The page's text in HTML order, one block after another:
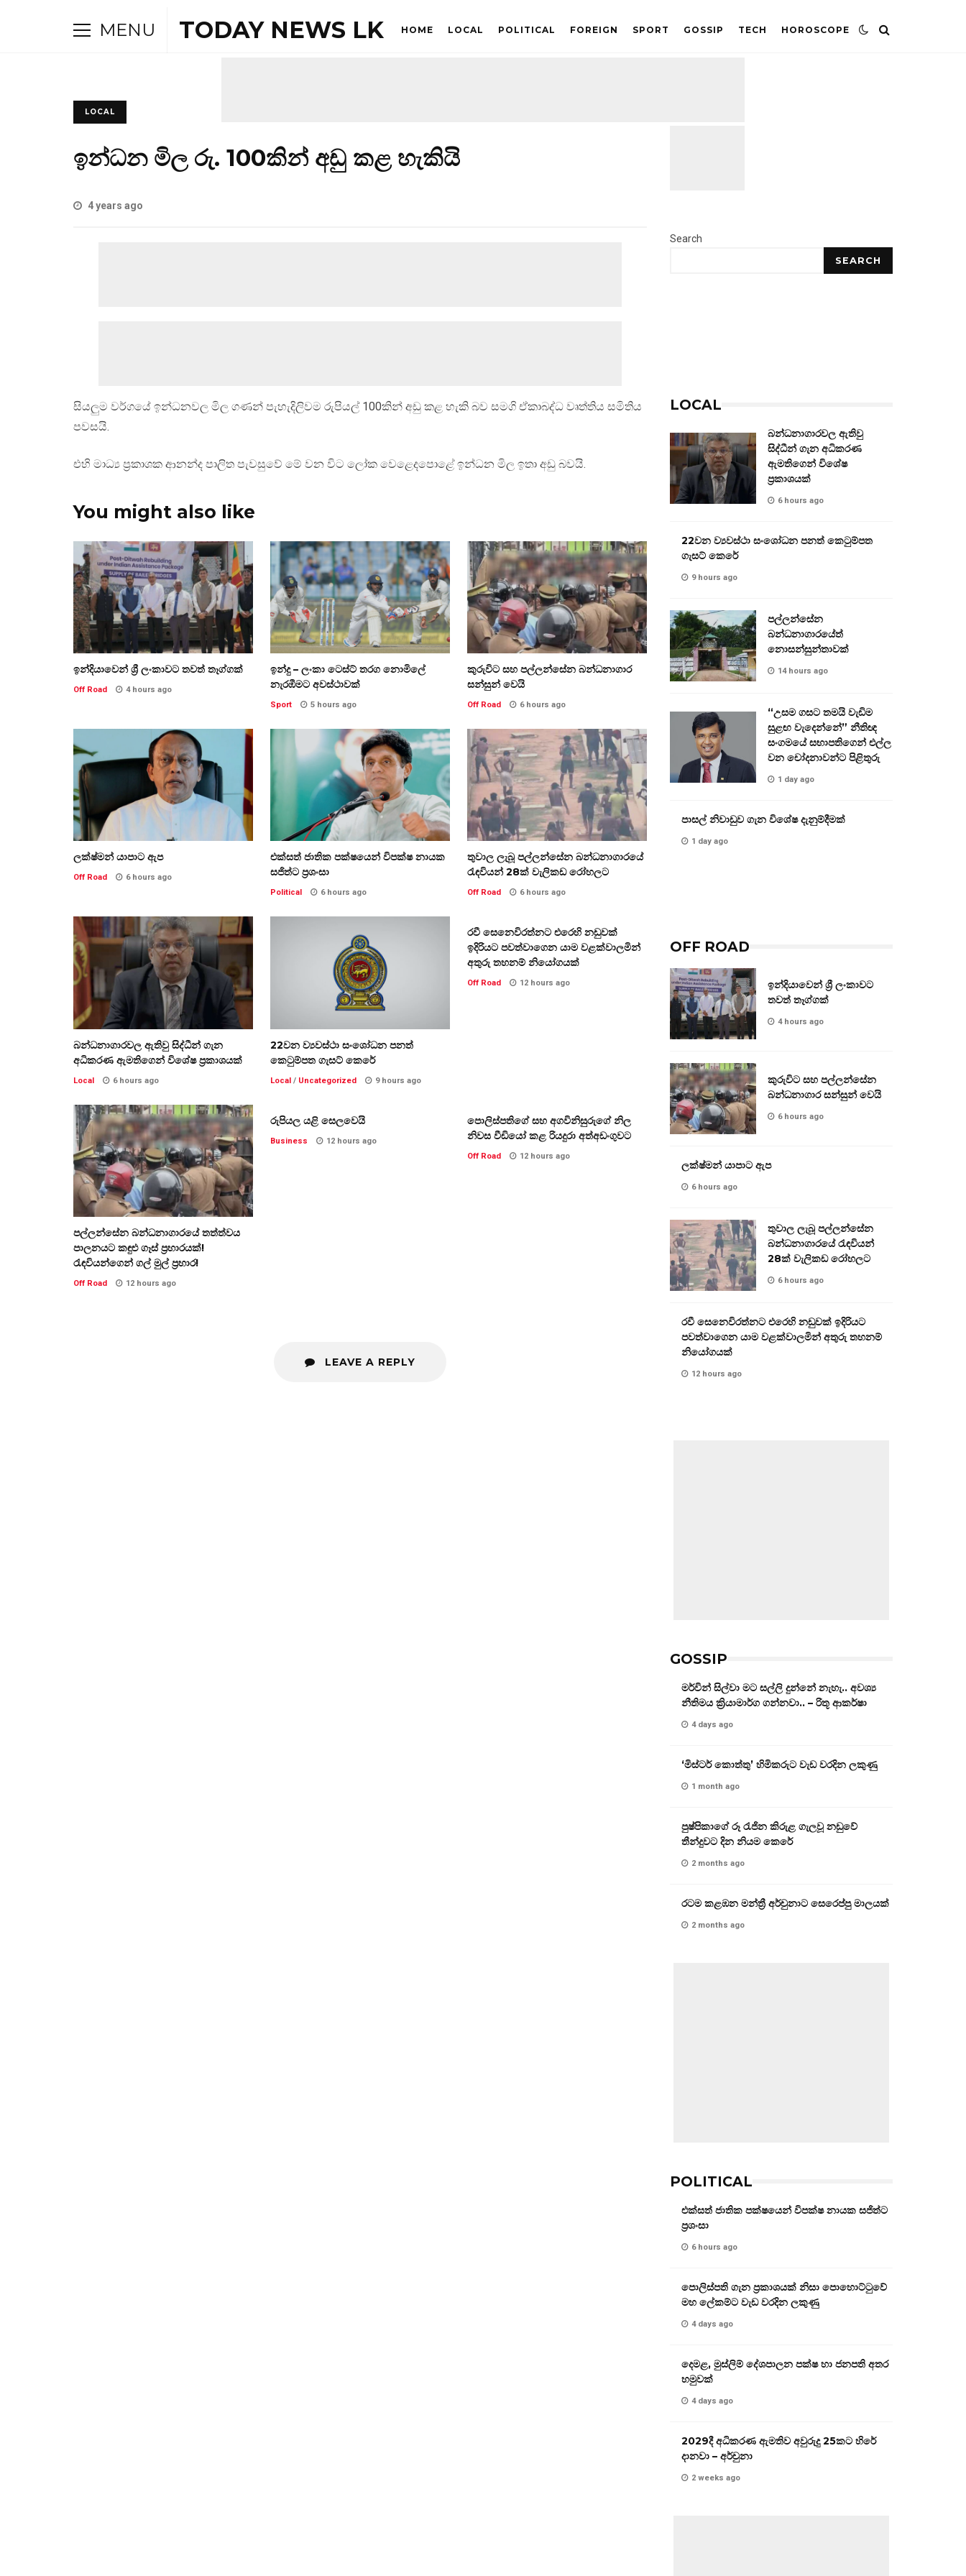
MENU TODAY NEWS LK HOME LOCAL POLITICAL FOREIGN SPORT GOSSIP TECH HOROSCOPE
LOCAL
ඉන්ධන මිල රු. 100කින් අඩු කළ හැකියි
4 years ago
සියලුම වර්ගයේ ඉන්ධනවල මිල ගණන් පැහැදිලිවම රුපියල් 100කින් අඩු කළ හැකි බව සමගි ඒකාබද්ධ වෘත්තිය සමිතිය
පවසයි.
එහි මාධ්‍ය ප්‍රකාශක ආනන්ද පාලිත පැවසුවේ මේ වන විට ලෝක වෙළෙදපොළේ ඉන්ධන මිල ඉතා අඩු බවයි.
You might also like
ඉන්දියාවෙන් ශ්‍රී ලංකාවට තවත් තෑග්ගක්
Off Road 4 hours ago
ඉන්දු – ලංකා ටෙස්ට් තරග නොමිලේ
නැරඹීමට අවස්ථාවක්
Sport 5 hours ago
කුරුවිට සහ පල්ලන්සේන බන්ධනාගාර
සන්සුන් වෙයි
Off Road 6 hours ago
ලක්ෂ්මන් යාපාට ඇප
Off Road 6 hours ago
එක්සත් ජාතික පක්ෂයෙන් විපක්ෂ නායක
සජිත්ට ප්‍රශංසා
Political 6 hours ago
තුවාල ලැබූ පල්ලන්සේන බන්ධනාගාරයේ
රැඳවියන් 28ක් වැලිකඩ රෝහලට
Off Road 6 hours ago
බන්ධනාගාරවල ඇතිවු සිද්ධීන් ගැන
අධිකරණ ඇමතිගෙන් විශේෂ ප්‍රකාශයක්
Local 6 hours ago
22වන ව්‍යවස්ථා සංශෝධන පනත්
කෙටුම්පත ගැසට් කෙරේ
Local/ Uncategorized 9 hours ago
රවී සෙනෙවිරත්නට එරෙහි නඩුවක්
ඉදිරියට පවත්වාගෙන යාම වළක්වාලමින්
අතුරු තහනම් නියෝගයක්
Off Road 12 hours ago
පල්ලන්සේන බන්ධනාගාරයේ තත්ත්වය
පාලනයට කඳුළු ගෑස් ප්‍රහාරයක්!
රැඳවියන්ගෙන් ගල් මුල් ප්‍රහාර!
Off Road 12 hours ago
රුපියල යළි සෙලවෙයි
Business 12 hours ago
පොලිස්පතිගේ සහ අගවිනිසුරුගේ නිල
නිවස වීඩියෝ කළ රියදුරා අත්අඩංගුවට
Off Road 12 hours ago
LEAVE A REPLY
Search
SEARCH
LOCAL
බන්ධනාගාරවල ඇතිවු
සිද්ධීන් ගැන අධිකරණ
ඇමතිගෙන් විශේෂ
ප්‍රකාශයක්
6 hours ago
22වන ව්‍යවස්ථා සංශෝධන පනත් කෙටුම්පත
ගැසට් කෙරේ
9 hours ago
පල්ලන්සේන
බන්ධනාගාරයේත්
නොසන්සුන්තාවක්
14 hours ago
“උසම ගසට තමයි වැඩිම
සුළඟ වැදෙන්නේ” නීතිඥ
සංගමයේ සභාපතිගෙන් එල්ල
වන චෝදනාවන්ට පිළිතුරු
1 day ago
පාසල් නිවාඩුව ගැන විශේෂ දැනුම්දීමක්
1 day ago
OFF ROAD
ඉන්දියාවෙන් ශ්‍රී ලංකාවට
තවත් තෑග්ගක්
4 hours ago
කුරුවිට සහ පල්ලන්සේන
බන්ධනාගාර සන්සුන් වෙයි
6 hours ago
ලක්ෂ්මන් යාපාට ඇප
6 hours ago
තුවාල ලැබූ පල්ලන්සේන
බන්ධනාගාරයේ රැඳවියන්
28ක් වැලිකඩ රෝහලට
6 hours ago
රවී සෙනෙවිරත්නට එරෙහි නඩුවක් ඉදිරියට
පවත්වාගෙන යාම වළක්වාලමින් අතුරු තහනම්
නියෝගයක්
12 hours ago
GOSSIP
මර්වින් සිල්වා මට සල්ලි දුන්නේ නැහැ.. අවශ්‍ය
නීතිමය ක්‍රියාමාර්ග ගන්නවා.. – රිතූ ආකර්ෂා
4 days ago
‘මිස්ටර් කොත්තු’ හිමිකරුට වැඩ වරදින ලකුණු
1 month ago
පුෂ්පිකාගේ රූ රැජින කිරුළ ගැලවූ නඩුවේ
තීන්දුවට දින නියම කෙරේ
2 months ago
රටම කළඹන මන්ත්‍රී අර්චුනාට සෙරෙප්පු මාලයක්
2 months ago
POLITICAL
එක්සත් ජාතික පක්ෂයෙන් විපක්ෂ නායක සජිත්ට
ප්‍රශංසා
6 hours ago
පොලිස්පති ගැන ප්‍රකාශයක් නිසා පොහොට්ටුවේ
මහ ලේකම්ට වැඩ වරදින ලකුණු
4 days ago
දෙමළ, මුස්ලිම් දේශපාලන පක්ෂ හා ජනපති අතර
හමුවක්
4 days ago
2029දී අධිකරණ ඇමතිව අවුරුදු 25කට හිරේ
දානවා – අර්චුනා
2 weeks ago